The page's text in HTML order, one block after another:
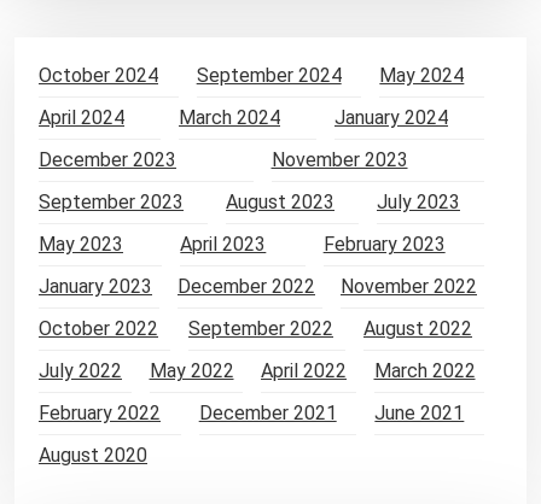
October 2024 September 2024
May 2024
April 2024
March 2024
January 2024
December 2023
November 2023
September 2023
August 2023
July 2023
May 2023
April 2023
February 2023
January 2023
December 2022
November 2022
October 2022
September 2022
August 2022
July 2022
May 2022 April 2022
March 2022
February 2022
December 2021
June 2021
August 2020